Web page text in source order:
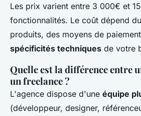
Les prix varient entre 3 000€ et
fonctionnalités. Le coût dépend
produits, des moyens de
spécificités techniques de votre
Quelle est la différence entre
un freelance ?
L'agence dispose d'une équipe
(développeur, designer,